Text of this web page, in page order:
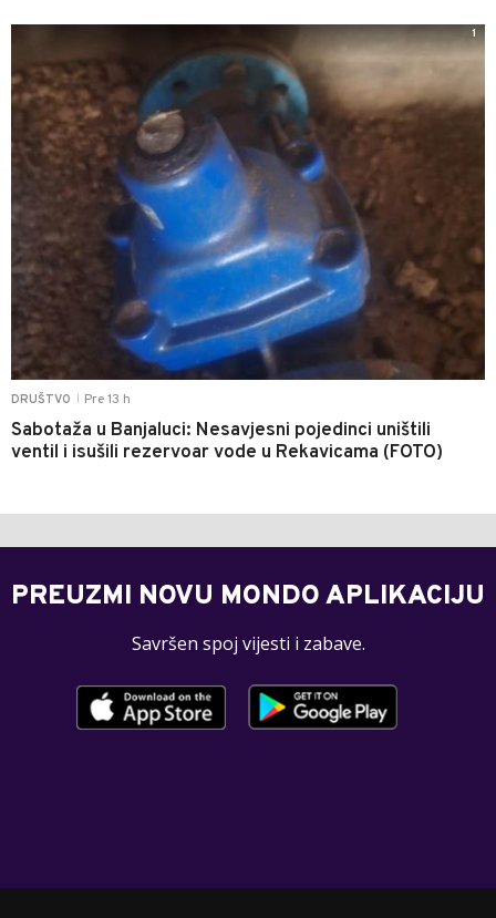
DRUŠTVO Pre 13 h
Sabotaža u Banjaluci: Nesavjesni pojedinci uništili
ventil i isušili rezervoar vode u Rekavicama (FOTO)
1
PREUZMI NOVU MONDO APLIKACIJU
Savršen spoj vijesti i zabave.